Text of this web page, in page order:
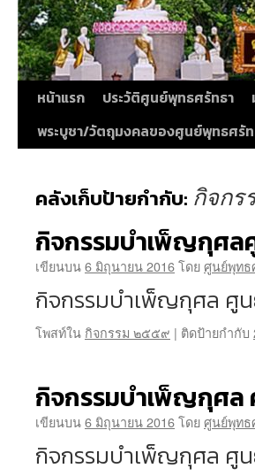
หน้าแรก ประวัติศูนย์พุทธศรัทธา
พระบูชา/วัตถุมงคลของศูนย์พุทธศรั
คลังเก็บป้ายกำกับ: กิจกร
กิจกรรมบำเพ็ญกุศ
เขียนบน6 มิถุนายน 2016โดยศูนย์พุทธ
กิจกรรมบำเพ็ญกุศล ศู
โพสท์ใน กิจกรรม ๒๕๕๙ | ติดป้ายกำกับ
กิจกรรมบำเพ็ญกุศล
เขียนบน6 มิถุนายน 2016โดยศูนย์พุทธ
กิจกรรมบำเพ็ญกุศล ศู